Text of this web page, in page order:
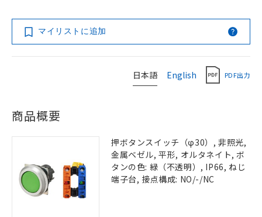
マイリストに追加
日本語 English PDF出力
商品概要
押ボタンスイッチ（φ30）, 非照光,
金属ベゼル, 平形, オルタネイト, ボ
タンの色: 緑（不透明）, IP66, ねじ
端子台, 接点構成: NO/-/NC